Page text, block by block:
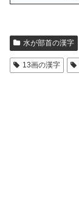
水が部首の漢字
13画の漢字